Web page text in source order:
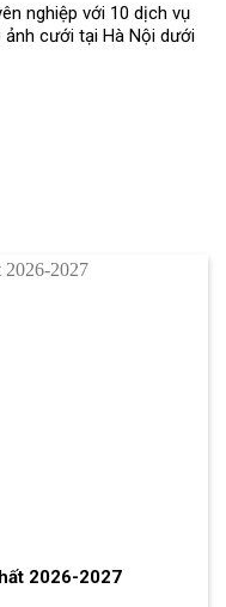
nghiệp với 10 dịch vụ
ảnh cưới tại Hà Nội dưới
2026-2027